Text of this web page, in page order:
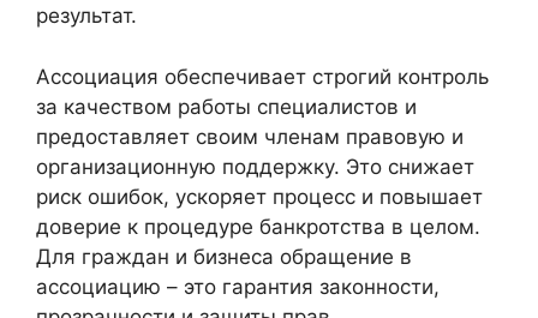
результат.
Ассоциация обеспечивает строгий контроль
за качеством работы специалистов и
предоставляет своим членам правовую и
организационную поддержку. Это снижает
риск ошибок, ускоряет процесс и повышает
доверие к процедуре банкротства в целом.
Для граждан и бизнеса обращение в
ассоциацию – это гарантия законности,